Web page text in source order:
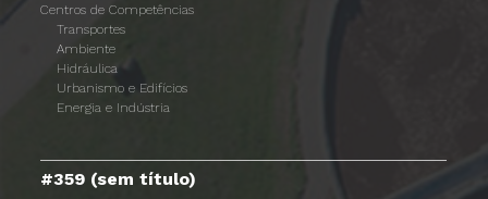
Centros de Competências
Transportes
Ambiente
Hidráulica
Urbanismo e Edifícios
Energia e Indústria
#359 (sem título)